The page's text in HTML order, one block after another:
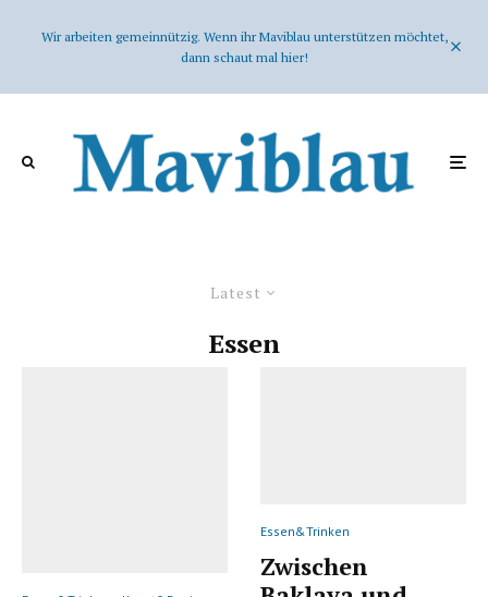
Wir arbeiten gemeinnützig. Wenn ihr Maviblau unterstützen möchtet,
dann schaut mal hier!
Latest
Essen
Essen&Trinken
Zwischen